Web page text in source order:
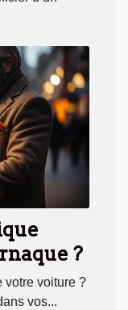
?
votre voiture ?
vos...